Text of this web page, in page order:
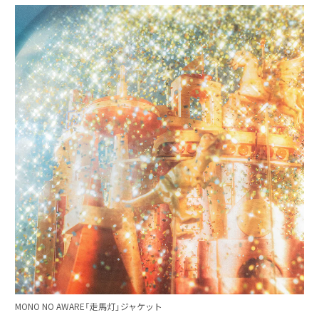
MONO NO AWARE「走馬灯」ジャケット